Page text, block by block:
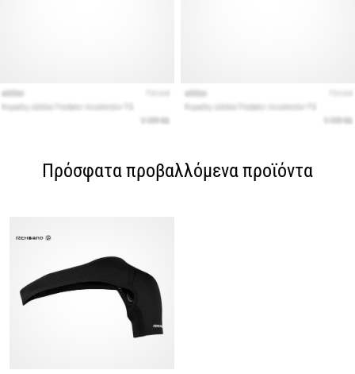
Πρόσφατα προβαλλόμενα προϊόντα